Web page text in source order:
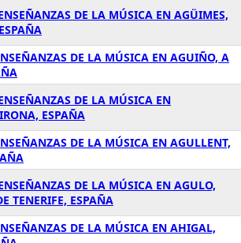
DE LA MÚSICA EN AGÜIMES,
DE LA MÚSICA EN AGUIÑO, A
DE LA MÚSICA EN
ESPAÑA
DE LA MÚSICA EN AGULLENT,
DE LA MÚSICA EN AGULO,
TENERIFE, ESPAÑA
DE LA MÚSICA EN AHIGAL,